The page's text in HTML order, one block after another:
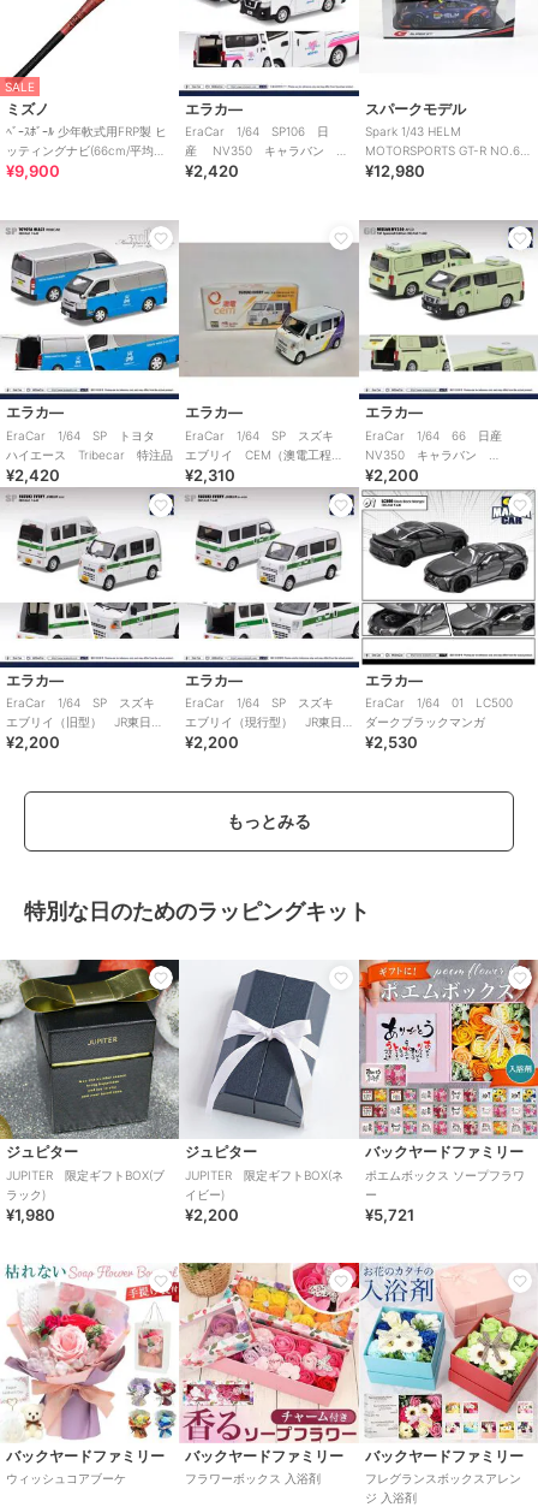
SALE
ミズノ
ﾍﾞｰｽﾎﾞｰﾙ 少年軟式用FRP製 ヒ
ッティングナビ(66cm/平均
360g)
¥9,900
エラカ―
EraCar 1/64 SP106 日
産 NV350 キャラバン ホ
ワイト急便 ホワイト
¥2,420
スパークモデル
Spark 1/43 HELM
MOTORSPORTS GT-R NO.62
GT300 2024
¥12,980
エラカ―
EraCar 1/64 SP トヨタ
ハイエース Tribecar 特注品
¥2,420
エラカ―
EraCar 1/64 SP スズキ
エブリイ CEM（澳電工程
車） 限定品
¥2,310
エラカ―
EraCar 1/64 66 日産
NV350 キャラバン
AFCD（香港政府漁農自然護理
署）
¥2,200
エラカ―
EraCar 1/64 SP スズキ
エブリイ（旧型） JR東日
本 友部駅 業務用自動車
¥2,200
エラカ―
EraCar 1/64 SP スズキ
エブリイ（現行型） JR東日
本 龍ケ崎市駅 業務用自動
¥2,200
エラカ―
EraCar 1/64 01 LC500
ダークブラックマンガ
¥2,530
もっとみる
特別な日のためのラッピングキット
ジュピター
JUPITER 限定ギフトBOX(ブ
ラック)
¥1,980
ジュピター
JUPITER 限定ギフトBOX(ネ
イビー)
¥2,200
バックヤードファミリー
ポエムボックス ソープフラワ
ー
¥5,721
バックヤードファミリー
ウィッシュコアブーケ
バックヤードファミリー
フラワーボックス 入浴剤
バックヤードファミリー
フレグランスボックスアレン
ジ 入浴剤